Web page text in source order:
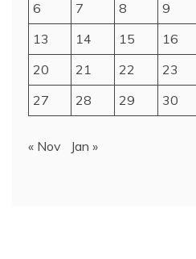
6
7 8 9
13
14 15 16
20
21 22 23
27
28 29 30
« Nov Jan »